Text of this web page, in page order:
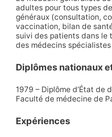
adultes pour tous types
généraux (consultation,
vaccination, bilan de
suivi des patients dans le
des médecins
Diplômes nationaux
1979 – Diplôme d’État de
Faculté de médecine de
Expériences